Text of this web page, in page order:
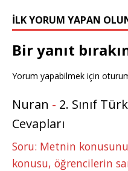
İLK YORUM YAPAN
Bir yanıt
Yorum yapabilmek için
Nuran - 2. Sınıf
Cevapları
Soru: Metnin
konusu, öğrencilerin